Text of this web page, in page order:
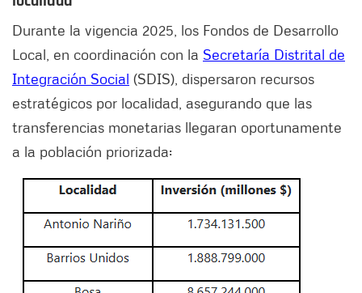
Durante la vigencia 2025, los Fondos de Desarrollo
Local, en coordinación con la Secretaría Distrital de
Integración Social (SDIS), dispersaron recursos
estratégicos por localidad, asegurando que las
transferencias monetarias llegaran oportunamente
a la población priorizada: